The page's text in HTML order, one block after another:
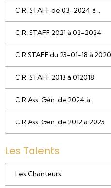
C.R. STAFF de 03-2024 à ..
C.R. STAFF 2021 à 02-2024
C.R.STAFF du 23-01-18 à 2020
C.R. STAFF 2013 à 012018
C.R Ass. Gén. de 2024 à
C.R Ass. Gén. de 2012 à 2023
Les Talents
Les Chanteurs